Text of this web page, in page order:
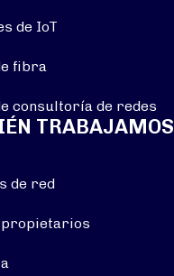
de IoT
fibra
consultoría de redes
TRABAJAMOS
de red
propietarios